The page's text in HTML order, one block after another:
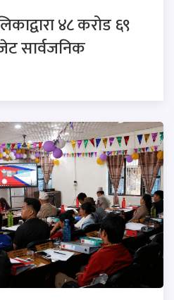
४८ करोड ६९
सार्वजनिक